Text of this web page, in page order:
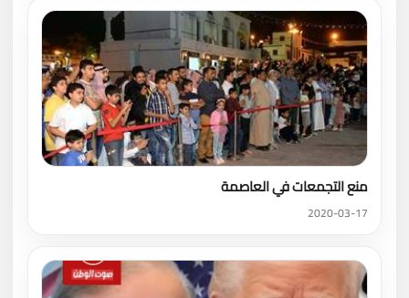
منع التجمعات في العاصمة
2020-03-17